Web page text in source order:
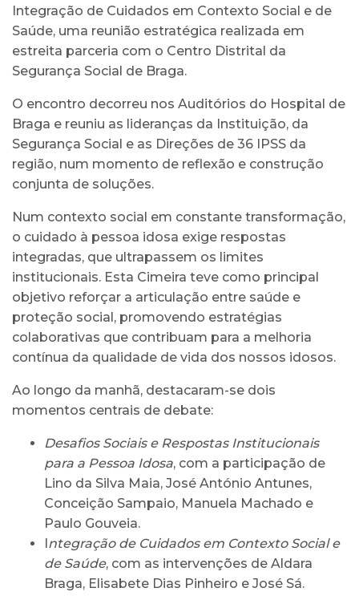
Integração de Cuidados em Contexto Social e de
Saúde, uma reunião estratégica realizada em
estreita parceria com o Centro Distrital da
Segurança Social de Braga.
O encontro decorreu nos Auditórios do Hospital de
Braga e reuniu as lideranças da Instituição, da
Segurança Social e as Direções de 36 IPSS da
região, num momento de reflexão e construção
conjunta de soluções.
Num contexto social em constante transformação,
o cuidado à pessoa idosa exige respostas
integradas, que ultrapassem os limites
institucionais. Esta Cimeira teve como principal
objetivo reforçar a articulação entre saúde e
proteção social, promovendo estratégias
colaborativas que contribuam para a melhoria
contínua da qualidade de vida dos nossos idosos.
Ao longo da manhã, destacaram-se dois
momentos centrais de debate:
Desafios Sociais e Respostas Institucionais
para a Pessoa Idosa, com a participação de
Lino da Silva Maia, José António Antunes,
Conceição Sampaio, Manuela Machado e
Paulo Gouveia.
ntegração de Cuidados em Contexto Social e
de Saúde, com as intervenções de Aldara
Braga, Elisabete Dias Pinheiro e José Sá.